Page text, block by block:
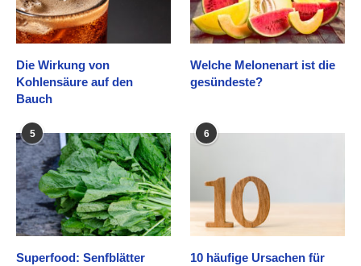
Die Wirkung von
Kohlensäure auf den
Bauch
Welche Melonenart ist die
gesündeste?
5
Superfood: Senfblätter
6
10 häufige Ursachen für